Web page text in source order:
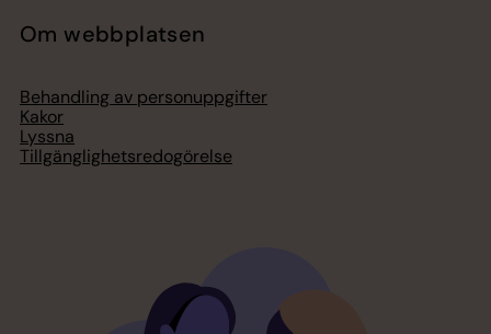
Om webbplatsen
Behandling av personuppgifter
Kakor
Lyssna
Tillgänglighetsredogörelse